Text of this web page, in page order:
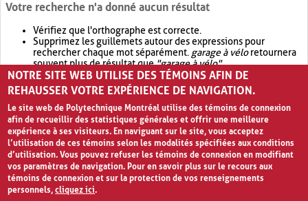
Votre recherche n'a donné aucun résultat
Vérifiez que l'orthographe est correcte.
Supprimez les guillemets autour des expressions pour
rechercher chaque mot séparément. garage à véloretournera
souvent plus de résultat que"garage à vélo".
Envisagez d'élargir votre recherche avec OR.garage OR vélo
retournera souvent plus de résultat quegarage à vélo
NOTRE SITE WEB UTILISE DES TÉMOINS AFIN DE
REHAUSSER VOTRE EXPÉRIENCE DE NAVIGATION.
Le site web de Polytechnique Montréal utilise des témoins de connexion
afin de recueillir des statistiques générales et offrir une meilleure
expérience à ses visiteurs. En naviguant sur le site, vous acceptez
l’utilisation de ces témoins selon les modalités spécifiées aux conditions
d’utilisation. Vous pouvez refuser les témoins de connexion en modifiant
vos paramètres de navigation. Pour en savoir plus sur le recours aux
témoins de connexion et sur la protection de vos renseignements
personnels,cliquez ici.